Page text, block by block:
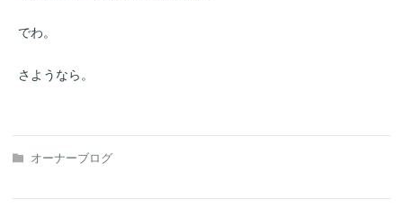
でわ。
さようなら。
オーナーブログ